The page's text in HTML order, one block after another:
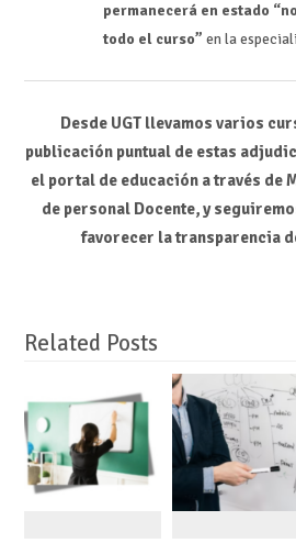
permanecerá en estado
todo el curso” en la
Desde UGT llevamos varios
publicación puntual de estas
el portal de educación a través de
de personal Docente, y
favorecer la transparencia
Related Posts